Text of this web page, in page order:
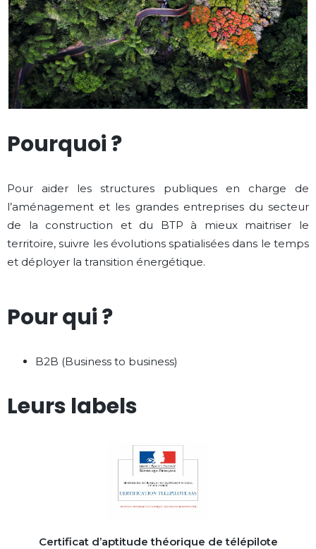
Pourquoi ?
Pour aider les structures publiques en charge de
l’aménagement et les grandes entreprises du secteur
de la construction et du BTP à mieux maitriser le
territoire, suivre les évolutions spatialisées dans le temps
et déployer la transition énergétique.
Pour qui ?
B2B (Business to business)
Leurs labels
Certificat d’aptitude théorique de télépilote